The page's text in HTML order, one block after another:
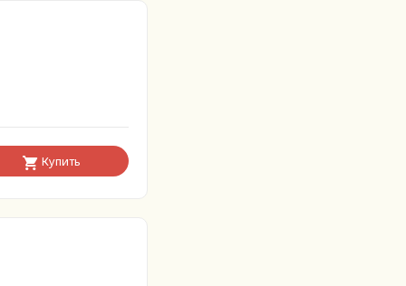
Купить